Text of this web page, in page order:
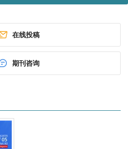
在线投稿
期刊咨询